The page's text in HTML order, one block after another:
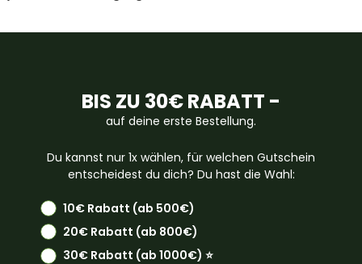
BIS ZU 30€ RABATT -
auf deine erste Bestellung.
Du kannst nur 1x wählen, für welchen Gutschein
entscheidest du dich? Du hast die Wahl:
10€ Rabatt (ab 500€)
20€ Rabatt (ab 800€)
30€ Rabatt (ab 1000€) ⭐️